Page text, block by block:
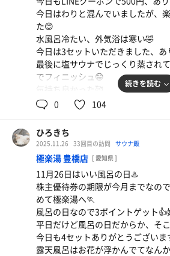
寿司
回転寿司の茶碗蒸し好きすぎる🥰
今日はわりと混んでいましたが、
た😊
水風呂冷たい、外気浴は寒い🤣
今日は3セットいただきました、
最後に塩サウナでじっくり蒸され
でフィニッシュ😁
続きを読む
0 104
ひろきち
2025.11.26 33回目の訪問 サウナ飯
極楽湯 豊橋店 [ 愛知県 ]
11月26日はいい風呂の日♨️
株主優待券の期限が今月までなの
めて極楽湯へ🏃
風呂の日なので3ポイントゲット👍
平日だけど風呂の日だからか、そ
今日も4セットありがとうございま
露天風呂はお花が浮かんでてなん